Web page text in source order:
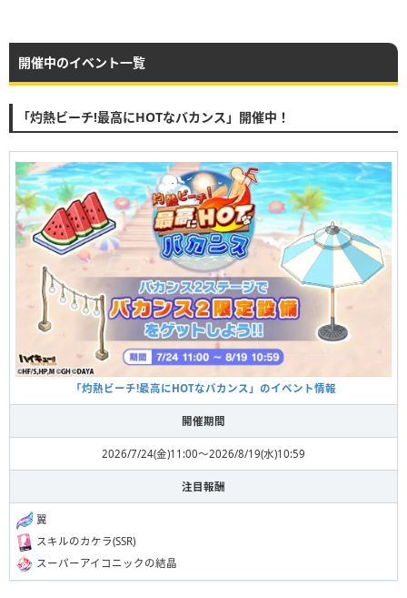
開催中のイベント一覧
「灼熱ビーチ!最高にHOTなバカンス」開催中！
「灼熱ビーチ!最高にHOTなバカンス」のイベント情報
開催期間
2026/7/24(金)11:00〜2026/8/19(水)10:59
注目報酬
翼
スキルのカケラ(SSR)
スーパーアイコニックの結晶